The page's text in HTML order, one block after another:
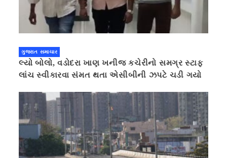
ગુજરાત સમાચાર
લ્યો બોલો, વડોદરા ખાણ ખનીજ કચેરીનો સમગ્ર સ્ટાફ
લાંચ સ્વીકારવા સંમત થતા એસીબીની ઝપટે ચડી ગયો